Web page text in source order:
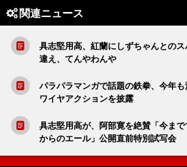
関連ニュース
具志堅用高、紅蘭にしずちゃんとの
違え、てんやわんや
パラパラマンガで話題の鉄拳、今年
ワイヤアクションを披露
具志堅用高が、阿部寛を絶賛「今ま
からのエール」公開直前特別試写会